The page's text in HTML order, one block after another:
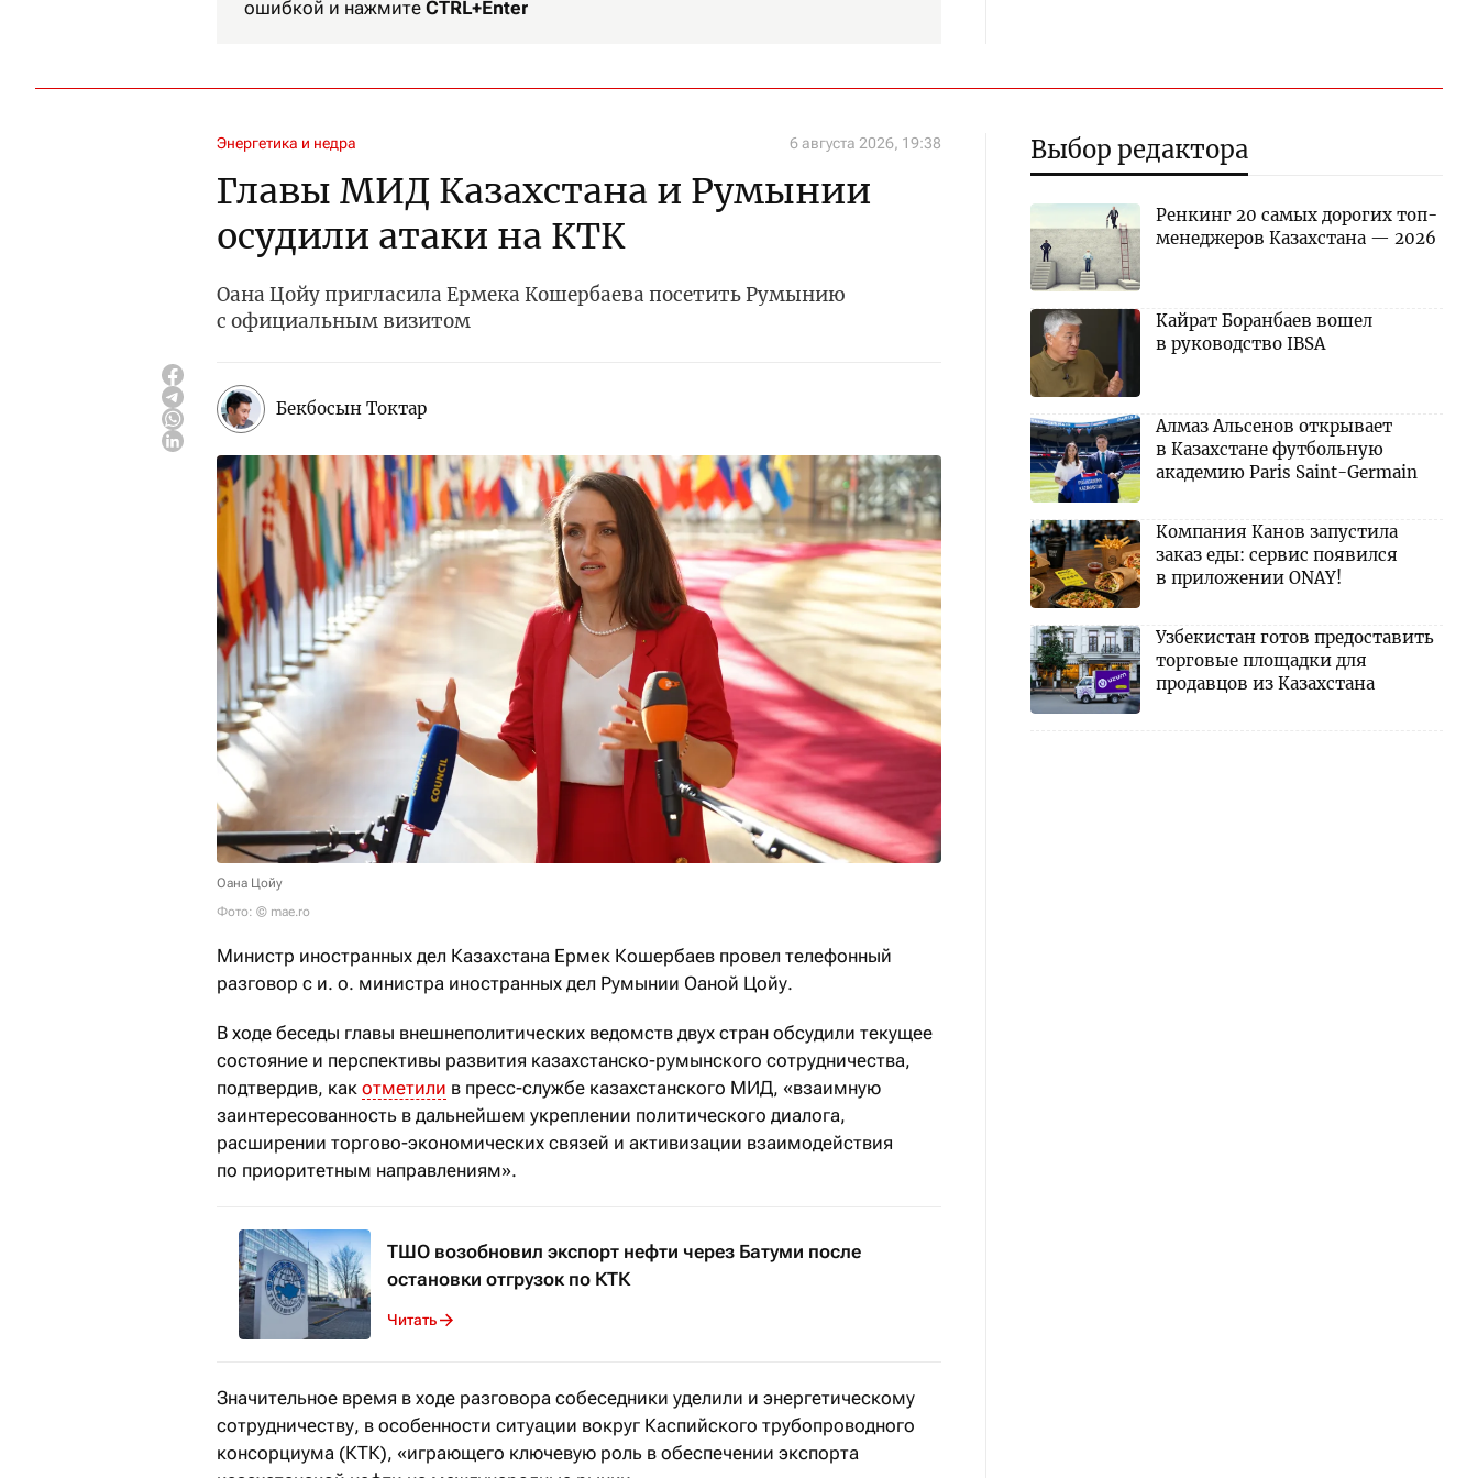
ошибкой и нажмите CTRL+Enter
Энергетика и недра 6 августа 2026, 19:38
Главы МИД Казахстана и Румынии
осудили атаки на КТК
Оана Цойу пригласила Ермека Кошербаева посетить Румынию
с официальным визитом
Бекбосын Токтар
Оана Цойу
Фото: © mae.ro
Министр иностранных дел Казахстана Ермек Кошербаев провел телефонный
разговор с и. о. министра иностранных дел Румынии Оаной Цойу.
В ходе беседы главы внешнеполитических ведомств двух стран обсудили текущее
состояние и перспективы развития казахстанско-румынского сотрудничества,
подтвердив, как отметили в пресс-службе казахстанского МИД, «взаимную
заинтересованность в дальнейшем укреплении политического диалога,
расширении торгово-экономических связей и активизации взаимодействия
по приоритетным направлениям».
ТШО возобновил экспорт нефти через Батуми после
остановки отгрузок по КТК
Читать
Значительное время в ходе разговора собеседники уделили и энергетическому
сотрудничеству, в особенности ситуации вокруг Каспийского трубопроводного
консорциума (КТК), «играющего ключевую роль в обеспечении экспорта
Выбор редактора
Ренкинг 20 самых дорогих топ-
менеджеров Казахстана — 2026
Кайрат Боранбаев вошел
в руководство IBSA
Алмаз Альсенов открывает
в Казахстане футбольную
академию Paris Saint-Germain
Компания Канов запустила
заказ еды: сервис появился
в приложении ONAY!
Узбекистан готов предоставить
торговые площадки для
продавцов из Казахстана